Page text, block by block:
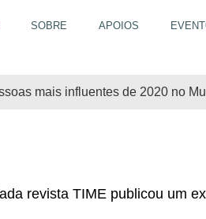
SOBRE APOIOS
pessoas
mais influentes de 2020 no
revista TIME publicou um